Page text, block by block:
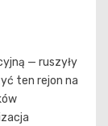
— ruszyły
ten rejon na